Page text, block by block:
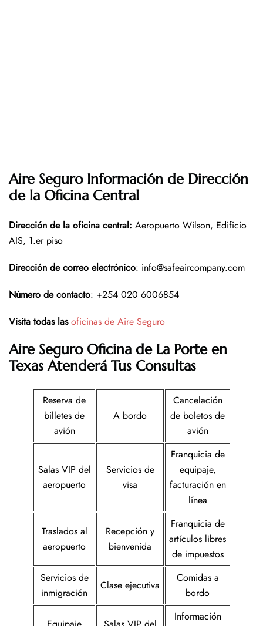
Aire Seguro Información de Dirección
de la Oficina Central
Dirección de la oficina central: Aeropuerto Wilson, Edificio
AIS, 1.er piso
Dirección de correo electrónico: info@safeaircompany.com
Número de contacto: +254 020 6006854
Visita todas las oficinas de Aire Seguro
Aire Seguro Oficina de La Porte en
Texas Atenderá Tus Consultas
Reserva de
billetes de
avión
A bordo
Cancelación
de boletos de
avión
Salas VIP del
aeropuerto
Servicios de
visa
Franquicia de
equipaje,
facturación en
línea
Traslados al
aeropuerto
Recepción y
bienvenida
Franquicia de
artículos libres
de impuestos
Servicios de
inmigración
Clase ejecutiva
Comidas a
bordo
Información